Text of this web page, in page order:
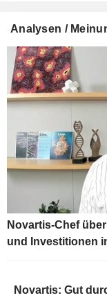
Analysen /
Novartis-Chef
und Investitionen
Novartis: Gut